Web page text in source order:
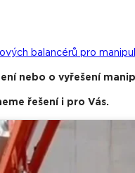
balancérů pro
nebo o vyřešení
řešení i pro Vás.